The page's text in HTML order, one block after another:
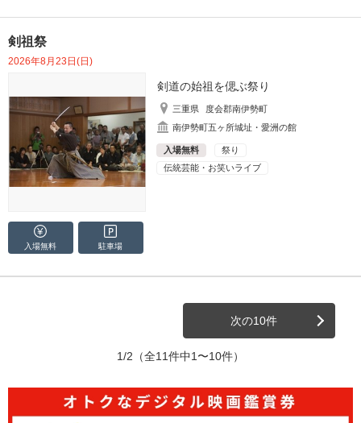
剣祖祭
2026年8月23日(日)
剣道の始祖を偲ぶ祭り
三重県
度会郡南伊勢町
南伊勢町五ヶ所城址・愛洲の館
入場無料
祭り
伝統芸能・お笑いライブ
入場無料 駐車場
次の10件
1/2 （全11件中1〜10件）